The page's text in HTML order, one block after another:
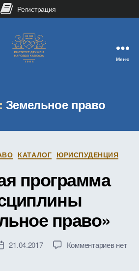
Меню
Земельное право
Рубрики
КАТАЛОГ ЮРИСПУДЕНЦИЯ
программа
право»
21.04.2017 Комментариевк
нет
Регистрация